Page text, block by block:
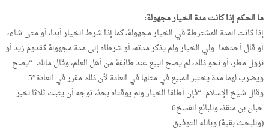
ما الحكم إذا كانت مدة الخيار مجهولة:
إذا كانت المدة المشترطة في الخيار مجهولة، كما إذا شرط الخيار أبدا، أو متى شاء،
أو قال أحدهما: ولي الخيار ولم يذكر مدته، أو شرطاه إلى مدة مجهولة كقدوم زيد أو
نزول مطر، أو نحو ذلك، لم يصح البيع عند طائفة من أهل العلم، وقال مالك: “يصح
ويضرب لهما مدة يختبر المبيع في مثلها في العادة لأن ذلك مقرر في العادة”5.
وقال شيخ الإسلام: “فإن أطلقا الخيار ولم يوقتاه بحدّ، توجه أن يثبت ثلاثا لخبر
حبان بن منقذ، وللبائع الفسخ6.
(وللبحث بقية) وبالله التوفيق.